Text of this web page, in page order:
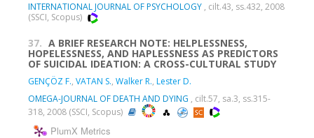
INTERNATIONAL JOURNAL OF PSYCHOLOGY , cilt.43, ss.432, 2008
(SSCI, Scopus)
37. A BRIEF RESEARCH NOTE: HELPLESSNESS,
HOPELESSNESS, AND HAPLESSNESS AS PREDICTORS
OF SUICIDAL IDEATION: A CROSS-CULTURAL STUDY
GENÇÖZ F., VATAN S., Walker R., Lester D.
OMEGA-JOURNAL OF DEATH AND DYING , cilt.57, sa.3, ss.315-
318, 2008 (SSCI, Scopus)
PlumX Metrics